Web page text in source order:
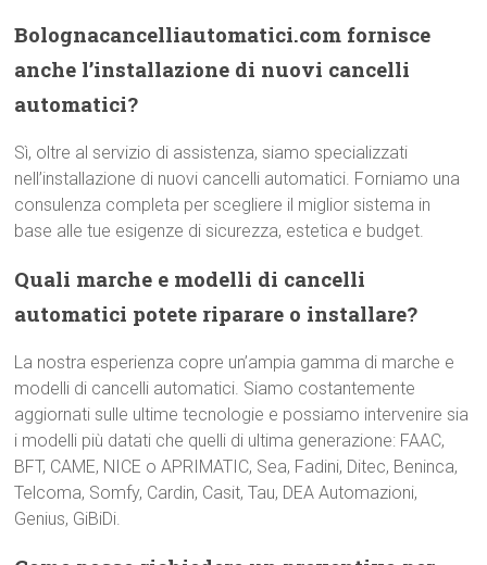
Bolognacancelliautomatici.com fornisce
anche l’installazione di nuovi cancelli
automatici?
Sì, oltre al servizio di assistenza, siamo specializzati
nell’installazione di nuovi cancelli automatici. Forniamo una
consulenza completa per scegliere il miglior sistema in
base alle tue esigenze di sicurezza, estetica e budget.
Quali marche e modelli di cancelli
automatici potete riparare o installare?
La nostra esperienza copre un’ampia gamma di marche e
modelli di cancelli automatici. Siamo costantemente
aggiornati sulle ultime tecnologie e possiamo intervenire sia
i modelli più datati che quelli di ultima generazione: FAAC,
BFT, CAME, NICE o APRIMATIC, Sea, Fadini, Ditec, Beninca,
Telcoma, Somfy, Cardin, Casit, Tau, DEA Automazioni,
Genius, GiBiDi.